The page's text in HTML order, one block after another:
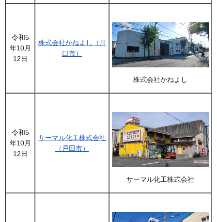
令和5
年10月
12日
株式会社かねよし（川
口市）
株式会社かねよし
令和5
年10月
12日
サーマル化工株式会社
（戸田市）
サーマル化工株式会社